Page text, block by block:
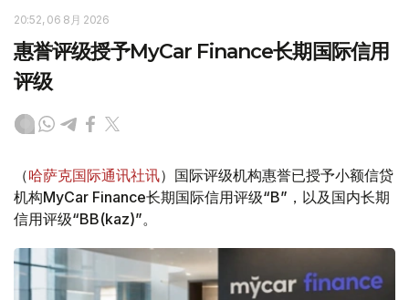
20:52, 06 8月 2026
惠誉评级授予MyCar Finance长期国际信用
评级
（哈萨克国际通讯社讯）国际评级机构惠誉已授予小额信贷
机构MyCar Finance长期国际信用评级“B”，以及国内长期
信用评级“BB(kaz)”。